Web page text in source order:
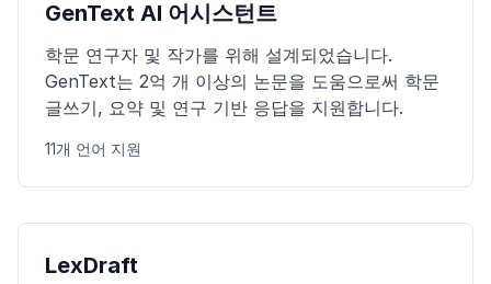
GenText AI 어시스턴트
학문 연구자 및 작가를 위해 설계되었습니다.
GenText는 2억 개 이상의 논문을 도움으로써 학문
글쓰기, 요약 및 연구 기반 응답을 지원합니다.
11개 언어 지원
LexDraft